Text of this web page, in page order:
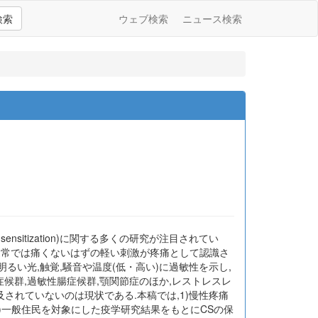
索 ウェブ検索 ニュース検索
に関する多くの研究が注目されてい
では痛くないはずの軽い刺激が疼痛として認識さ
い光,触覚,騒音や温度(低・高い)に過敏性を示し,
群,過敏性腸症候群,顎関節症のほか,レストレスレ
れていないのは現状である.本稿では,1)慢性疼痛
般住民を対象にした疫学研究結果をもとにCSの保